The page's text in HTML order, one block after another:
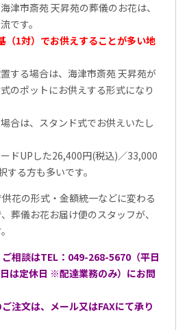
津市斎苑 天昇苑の葬儀のお花は、
です。
（1対）でお供えすることが多い地
する場合は、海津市斎苑 天昇苑が
のポットにお供えする形式になり
合は、スタンド式でお供えいたし
ドUPした26,400円(税込)／33,000
する方も多いです。
花の形式・金額統一などに変わる
葬儀お花お届け便のスタッフが、
相談はTEL：049-268-5670（平日
は定休日 ※配達業務のみ）にお問
注文は、メール又はFAXにて承り